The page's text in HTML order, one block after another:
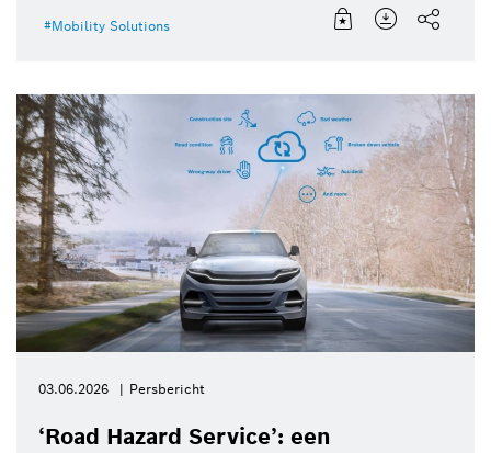
Mobility Solutions
03.06.2026 Persbericht
‘Road Hazard Service’: een